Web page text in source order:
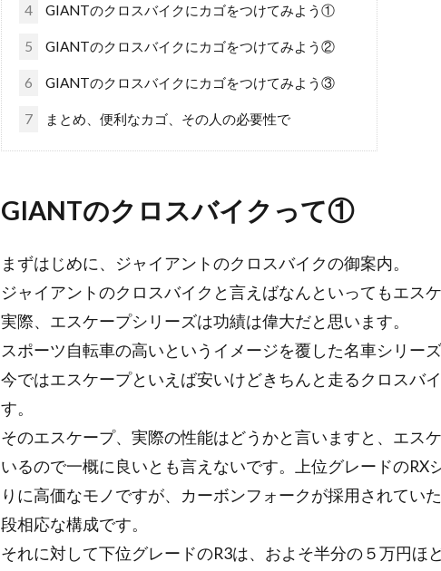
4 GIANTのクロスバイクにカゴをつけてみよう①
5 GIANTのクロスバイクにカゴをつけてみよう②
6 GIANTのクロスバイクにカゴをつけてみよう③
7 まとめ、便利なカゴ、その人の必要性で
GIANTのクロスバイクって①
まずはじめに、ジャイアントのクロスバイクの御案内。
ジャイアントのクロスバイクと言えばなんといってもエス
実際、エスケープシリーズは功績は偉大だと思います。
スポーツ自転車の高いというイメージを覆した名車シリーズ
今ではエスケープといえば安いけどきちんと走るクロスバ
す。
そのエスケープ、実際の性能はどうかと言いますと、エス
いるので一概に良いとも言えないです。上位グレードのRX
りに高価なモノですが、カーボンフォークが採用されてい
段相応な構成です。
それに対して下位グレードのR3は、およそ半分の５万円ほ